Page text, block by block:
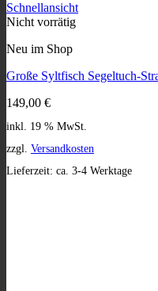
Schnellansicht
Nicht vorrätig
Neu im Shop
Große Syltfisch Segeltuch-
149,00 €
inkl. 19 % MwSt.
zzgl. Versandkosten
Lieferzeit: ca. 3-4 Werktage